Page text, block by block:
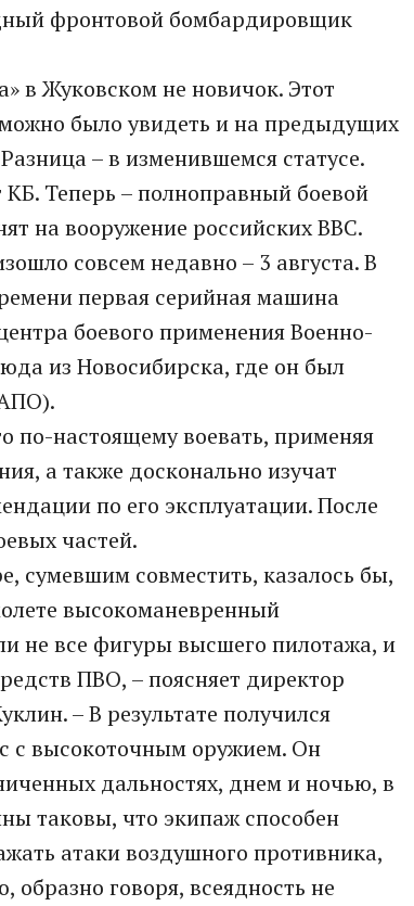
фронтовой бомбардировщик
в Жуковском не новичок. Этот
было увидеть и на предыдущих
– в изменившемся статусе.
Теперь – полноправный боевой
на вооружение российских ВВС.
совсем недавно – 3 августа. В
первая серийная машина
боевого применения Военно-
из Новосибирска, где он был
по-настоящему воевать, применяя
а также досконально изучат
по его эксплуатации. После
частей.
сумевшим совместить, казалось бы,
высокоманевренный
не все фигуры высшего пилотажа, и
ПВО, – поясняет директор
– В результате получился
с высокоточным оружием. Он
дальностях, днем и ночью, в
таковы, что экипаж способен
атаки воздушного противника,
образно говоря, всеядность не